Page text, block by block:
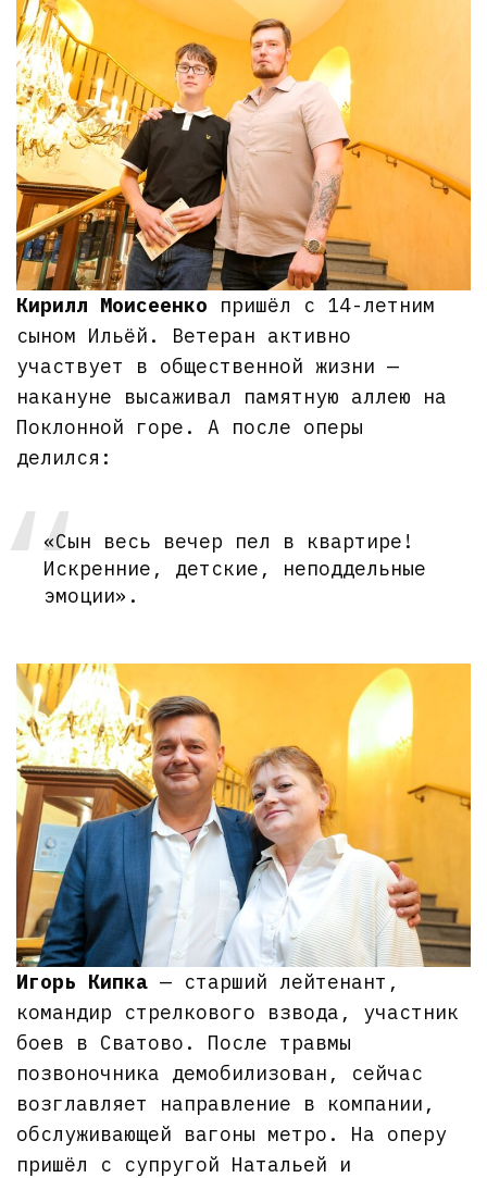
Кирилл Моисеенко пришёл с 14-летним
сыном Ильёй. Ветеран активно
участвует в общественной жизни —
накануне высаживал памятную аллею на
Поклонной горе. А после оперы
делился:
«Сын весь вечер пел в квартире!
Искренние, детские, неподдельные
эмоции».
Игорь Кипка — старший лейтенант,
командир стрелкового взвода, участник
боев в Сватово. После травмы
позвоночника демобилизован, сейчас
возглавляет направление в компании,
обслуживающей вагоны метро. На оперу
пришёл с супругой Натальей и